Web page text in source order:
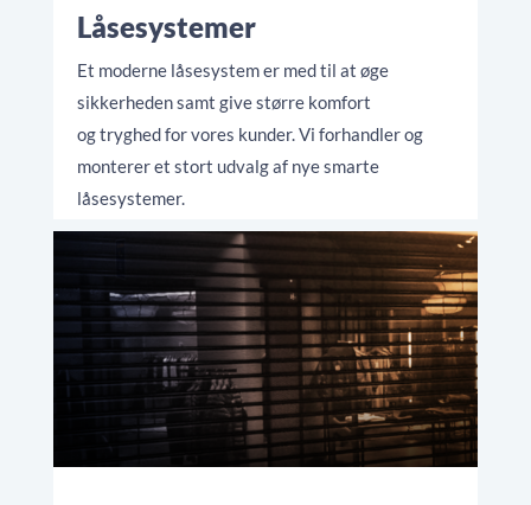
Låsesystemer
Et moderne låsesystem er med til at øge
sikkerheden samt give større komfort
og tryghed for vores kunder. Vi forhandler og
monterer et stort udvalg af nye smarte
låsesystemer.